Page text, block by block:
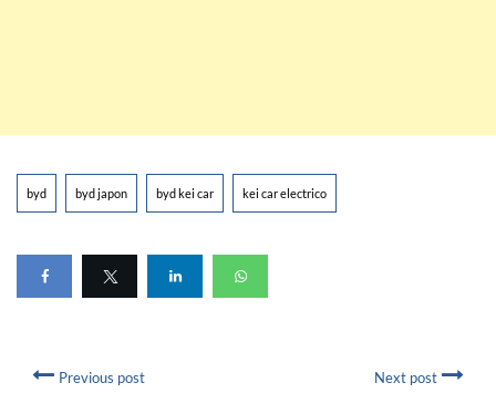
byd byd japon byd kei car kei car electrico
Previous post Next post